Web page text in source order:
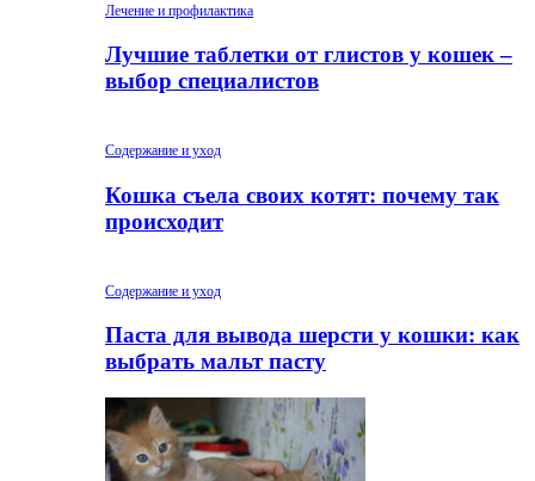
Лечение и профилактика
Лучшие таблетки от глистов у кошек –
выбор специалистов
Содержание и уход
Кошка съела своих котят: почему так
происходит
Содержание и уход
Паста для вывода шерсти у кошки: как
выбрать мальт пасту